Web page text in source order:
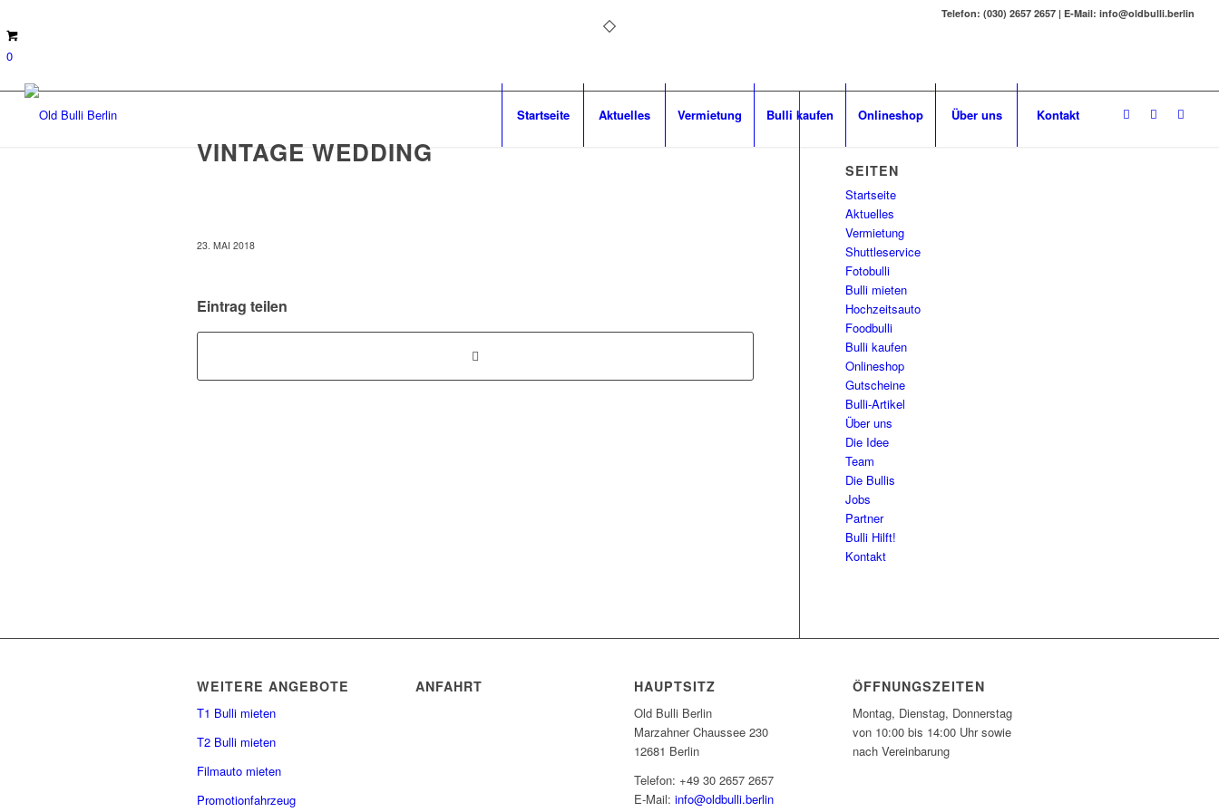
Telefon: (030) 2657 2657 | E-Mail: info@oldbulli.berlin
0
Startseite Aktuelles Vermietung Bulli kaufen Onlineshop Über uns Kontakt
VINTAGE WEDDING
23. MAI 2018
Eintrag teilen
SEITEN
Startseite
Aktuelles
Vermietung
Shuttleservice
Fotobulli
Bulli mieten
Hochzeitsauto
Foodbulli
Bulli kaufen
Onlineshop
Gutscheine
Bulli-Artikel
Über uns
Die Idee
Team
Die Bullis
Jobs
Partner
Bulli Hilft!
Kontakt
WEITERE ANGEBOTE
T1 Bulli mieten
T2 Bulli mieten
Filmauto mieten
Promotionfahrzeug
ANFAHRT HAUPTSITZ
Old Bulli Berlin
Marzahner Chaussee 230
12681 Berlin
Telefon: +49 30 2657 2657
E-Mail:info@oldbulli.berlin
ÖFFNUNGSZEITEN
Montag, Dienstag, Donnerstag
von 10:00 bis 14:00 Uhr sowie
nach Vereinbarung